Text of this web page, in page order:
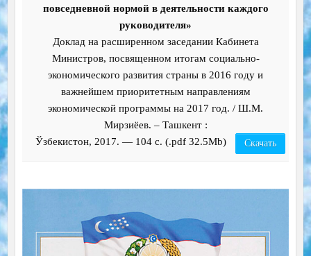
повседневной нормой в деятельности каждого
руководителя»
Доклад на расширенном заседании Кабинета
Министров, посвященном итогам социально-
экономического развития страны в 2016 году и
важнейшем приоритетным направлениям
экономической программы на 2017 год. / Ш.М.
Мирзиёев. – Ташкент :
Ўзбекистон, 2017. — 104 с. (.pdf 32.5Mb)
Скачать